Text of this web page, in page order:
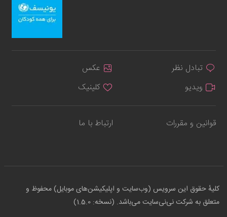
تبادل نظر
عکس
ویدیو
کلینیک
قوانین و مقررات ارتباط با ما
کلیهٔ حقوق این سرویس (وب‌سایت و اپلیکیشن‌های موبایل) محفوظ و
متعلق به شرکت نی‌نی‌سایت می‌باشد. (نسخه: 1.5.0)